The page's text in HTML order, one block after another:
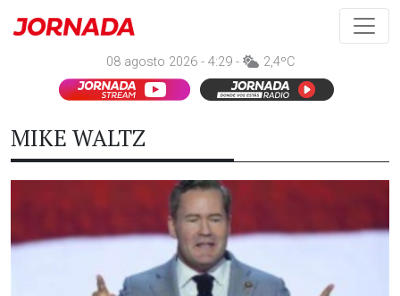
08 agosto 2026 - 4:29 - 2,4ºC
MIKE WALTZ